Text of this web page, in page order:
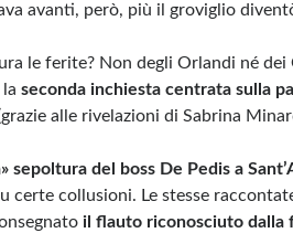
avanti, però, più il groviglio
le ferite? Non degli Orlandi né dei
seconda inchiesta centrata sulla
alle rivelazioni di Sabrina
sepoltura del boss De Pedis a
certe collusioni. Le stesse
il flauto riconosciuto dalla